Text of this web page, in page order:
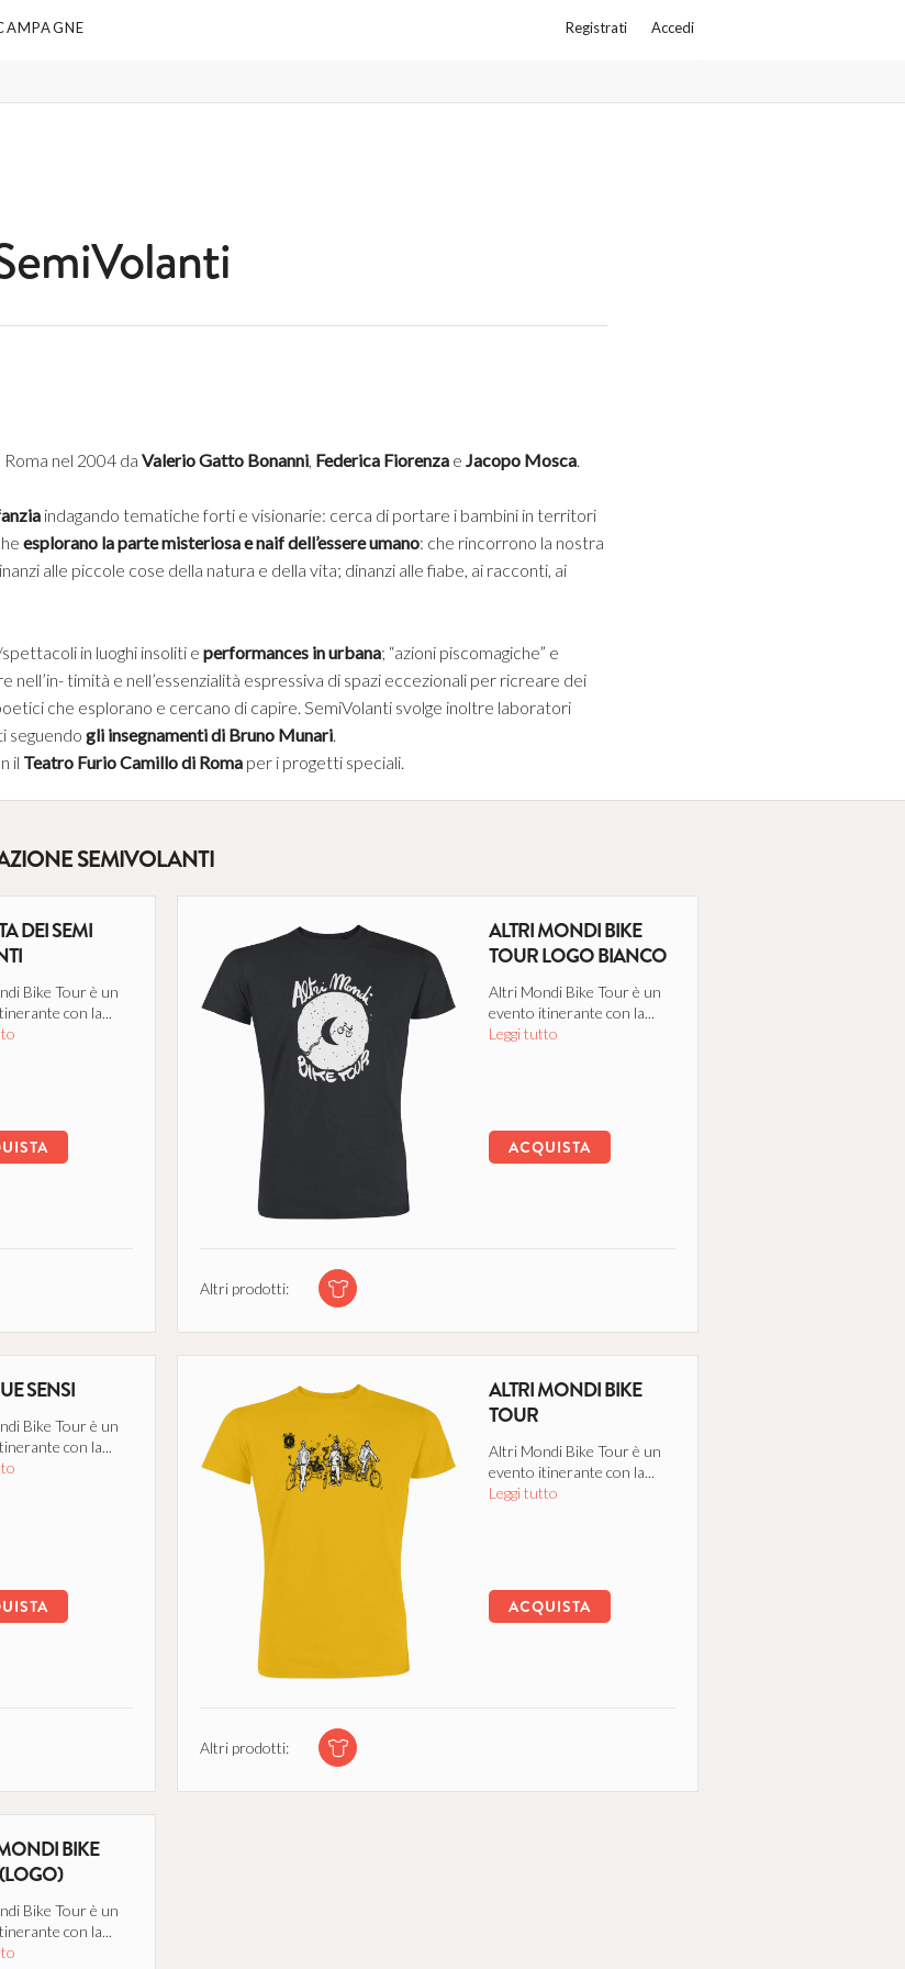
Registrati Accedi
nel 2004 daValerioGatto Bonanni, Federica Fiorenza eJacopo Mosca.
indagando tematiche forti e visionarie: cerca di portare i bambini in territori
esplorano la parte misteriosa e naif dell’essere umano: che rincorrono la nostra
alle piccole cose della natura e della vita; dinanzi alle fiabe, ai racconti, ai
in luoghi insoliti eperformances in urbana; “azioni piscomagiche” e
timità e nell’essenzialità espressiva di spazi eccezionali per ricreare dei
che esplorano e cercano di capire. SemiVolanti svolge inoltre laboratori
seguendo gli insegnamenti di Bruno Munari.
il Teatro Furio Camillo di Roma per i progetti speciali.
SEMIVOLANTI
DEI SEMI
Bike Tour è un
con la...
ALTRI MONDI BIKE
TOUR LOGO BIANCO
Altri Mondi Bike Tour è un
evento itinerante con la...
Leggi tutto
ACQUISTA
Altri prodotti:
SENSI
Bike Tour è un
con la...
ALTRI MONDI BIKE
TOUR
Altri Mondi Bike Tour è un
evento itinerante con la...
Leggi tutto
ACQUISTA
Altri prodotti:
BIKE
Bike Tour è un
con la...